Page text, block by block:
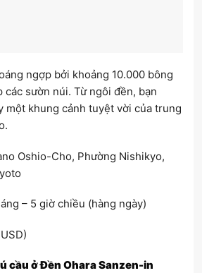
ngợp bởi khoảng 10.000 bông
các sườn núi. Từ ngôi đền, bạn
một khung cảnh tuyệt vời của trung
Oshio-Cho, Phường Nishikyo,
– 5 giờ chiều (hàng ngày)
cầu ở Đền Ohara Sanzen-in